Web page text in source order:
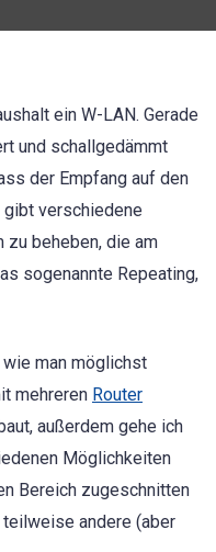
ein W-LAN. Gerade
und schallgedämmt
der Empfang auf den
gibt verschiedene
beheben, die am
sogenannte Repeating,
wie man möglichst
mehreren Router
außerdem gehe ich
Möglichkeiten
Bereich zugeschnitten
andere (aber